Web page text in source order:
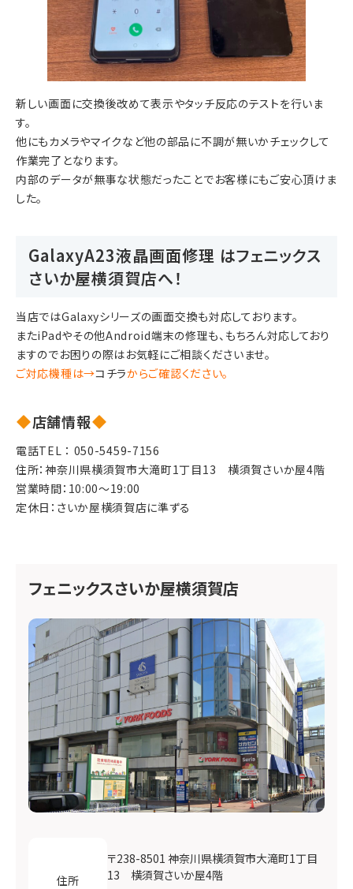
新しい画面に交換後改めて表示やタッチ反応のテストを行いま
す。
他にもカメラやマイクなど他の部品に不調が無いかチェックして
作業完了となります。
内部のデータが無事な状態だったことでお客様にもご安心頂けま
した。
GalaxyA23液晶画面修理 はフェニックス
さいか屋横須賀店へ！
当店ではGalaxyシリーズの画面交換も対応しております。
またiPadやその他Android端末の修理も、もちろん対応しており
ますのでお困りの際はお気軽にご相談くださいませ。
ご対応機種は→コチラからご確認ください。
店舗情報
電話TEL ： 050-5459-7156
住所：神奈川県横須賀市大滝町1丁目13　横須賀さいか屋4階
営業時間：10:00～19:00
定休日：さいか屋横須賀店に準ずる
フェニックスさいか屋横須賀店
住所
〒238-8501 神奈川県横須賀市大滝町1丁目
13 横須賀さいか屋4階